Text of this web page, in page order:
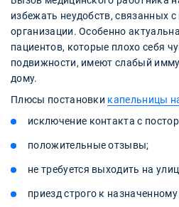
избежать неудобств, связанных
организации. Особенно
пациентов, которые плохо себя
подвижности, имеют слабый
дому.
Плюсы постановки капельницы
исключение контакта с
положительные отзывы;
не требуется выходить на
приезд строго к